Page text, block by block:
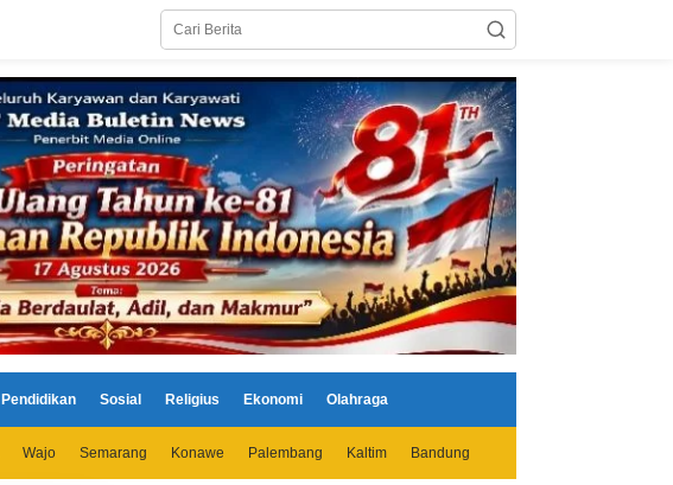
Pendidikan Sosial Religius Ekonomi Olahraga
Wajo Semarang Konawe Palembang Kaltim Bandung